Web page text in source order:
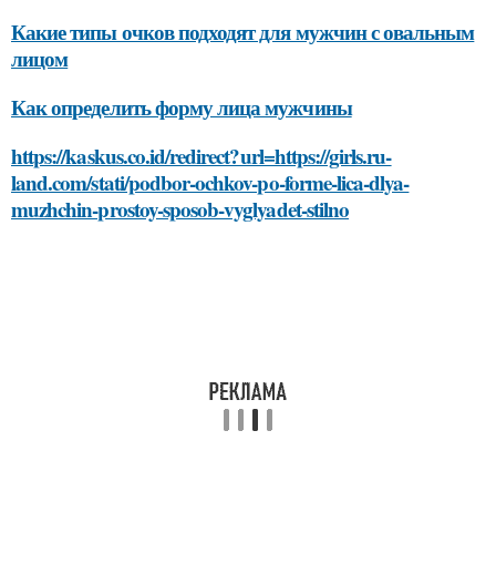
Какие типы очков подходят для мужчин с овальным
лицом
Как определить форму лица мужчины
https://kaskus.co.id/redirect?url=https://girls.ru-
land.com/stati/podbor-ochkov-po-forme-lica-dlya-
muzhchin-prostoy-sposob-vyglyadet-stilno